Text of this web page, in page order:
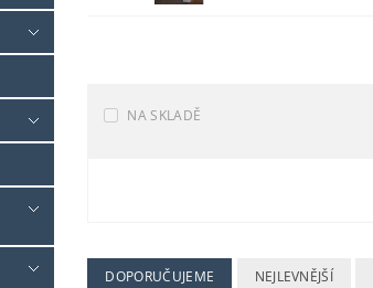
NA SKLADĚ
DOPORUČUJEME NEJLEVNĚJŠÍ